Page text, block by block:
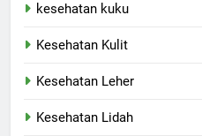
kesehatan kuku
Kesehatan Kulit
Kesehatan Leher
Kesehatan Lidah